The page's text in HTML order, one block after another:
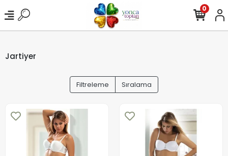
0
Jartiyer
Filtreleme Sıralama